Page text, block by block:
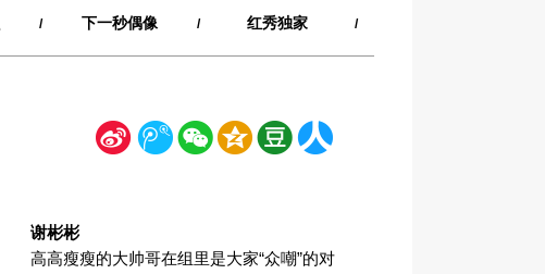
/ 下一秒偶像 / 红秀独家 /
新 腾 微 空 豆
谢彬彬
高高瘦瘦的大帅哥在组里是大家“众嘲”的对